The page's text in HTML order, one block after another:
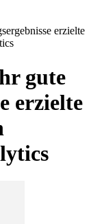
erzielte
gute
erzielte